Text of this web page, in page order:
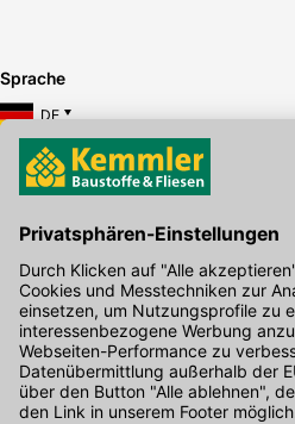
Sprache
DE
Hier gibt's die kostenlose App
Kontakt